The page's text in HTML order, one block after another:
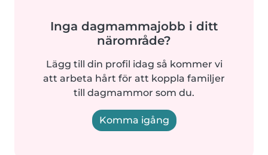
Inga dagmammajobb i ditt
närområde?
Lägg till din profil idag så kommer vi
att arbeta hårt för att koppla familjer
till dagmammor som du.
Komma igång